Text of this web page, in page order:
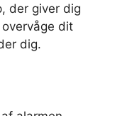
der giver dig
dit
dig.